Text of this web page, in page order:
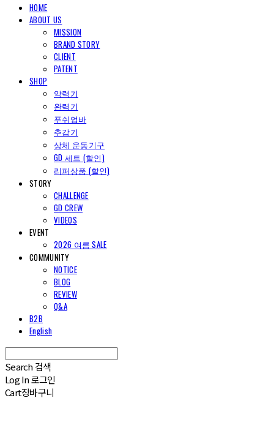
HOME
ABOUT US
MISSION
BRAND STORY
CLIENT
PATENT
SHOP
악력기
완력기
푸쉬업바
추감기
상체 운동기구
GD 세트 (할인)
리퍼상품 (할인)
STORY
CHALLENGE
GD CREW
VIDEOS
EVENT
2026 여름 SALE
COMMUNITY
NOTICE
BLOG
REVIEW
Q&A
B2B
English
Search 검색
Log In로그인
Cart장바구니